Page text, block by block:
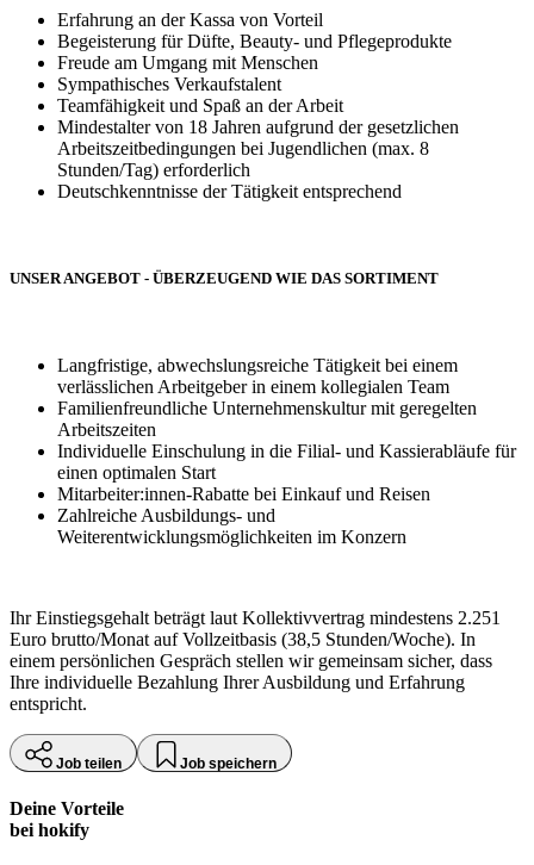
Erfahrung an der Kassa von Vorteil
Begeisterung für Düfte, Beauty- und Pflegeprodukte
Freude am Umgang mit Menschen
Sympathisches Verkaufstalent
Teamfähigkeit und Spaß an der Arbeit
Mindestalter von 18 Jahren aufgrund der gesetzlichen
Arbeitszeitbedingungen bei Jugendlichen (max. 8
Stunden/Tag) erforderlich
Deutschkenntnisse der Tätigkeit entsprechend
UNSER ANGEBOT - ÜBERZEUGEND WIE DAS SORTIMENT
Langfristige, abwechslungsreiche Tätigkeit bei einem
verlässlichen Arbeitgeber in einem kollegialen Team
Familienfreundliche Unternehmenskultur mit geregelten
Arbeitszeiten
Individuelle Einschulung in die Filial- und Kassierabläufe für
einen optimalen Start
Mitarbeiter:innen-Rabatte bei Einkauf und Reisen
Zahlreiche Ausbildungs- und
Weiterentwicklungsmöglichkeiten im Konzern
Ihr Einstiegsgehalt beträgt laut Kollektivvertrag mindestens 2.251
Euro brutto/Monat auf Vollzeitbasis (38,5 Stunden/Woche). In
einem persönlichen Gespräch stellen wir gemeinsam sicher, dass
Ihre individuelle Bezahlung Ihrer Ausbildung und Erfahrung
entspricht.
Job teilen Job speichern
Deine Vorteile
bei hokify